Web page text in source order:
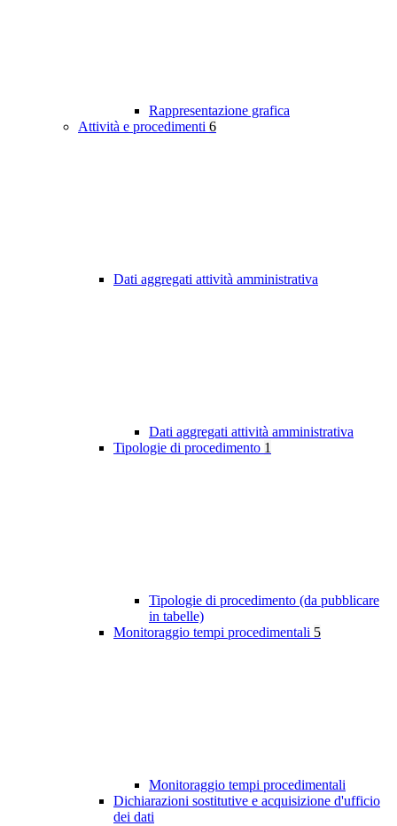
Rappresentazione grafica
Attività e procedimenti 6
Dati aggregati attività amministrativa
Dati aggregati attività amministrativa
Tipologie di procedimento 1
Tipologie di procedimento (da pubblicare
in tabelle)
Monitoraggio tempi procedimentali 5
Monitoraggio tempi procedimentali
Dichiarazioni sostitutive e acquisizione d'ufficio
dei dati